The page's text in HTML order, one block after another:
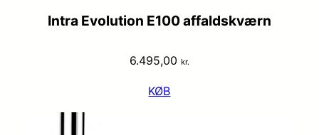
Intra Evolution E100 affaldskværn
6.495,00 kr.
KØB